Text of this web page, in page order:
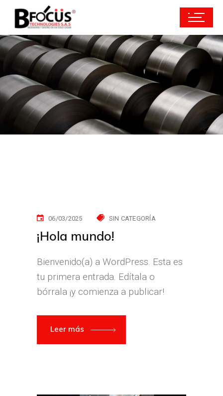
06/03/2025 SIN CATEGORÍA
¡Hola mundo!
Bienvenido(a) a WordPress. Esta es
tu primera entrada. Edítala o
bórrala ¡y comienza a publicar!
Leer más